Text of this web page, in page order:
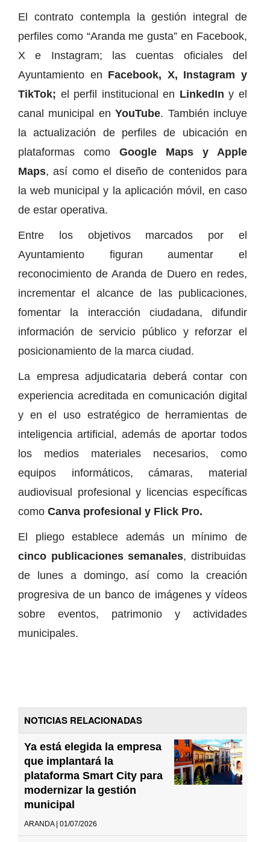
El contrato contempla la gestión integral de
perfiles como “Aranda me gusta” en Facebook,
X e Instagram; las cuentas oficiales del
Ayuntamiento en Facebook, X, Instagram y
TikTok; el perfil institucional en LinkedIny el
canal municipal enYouTube. También incluye
la actualización de perfiles de ubicación en
plataformas como Google Maps y Apple
Maps, así como el diseño de contenidos para
la web municipal y la aplicación móvil, en caso
de estar operativa.
Entre los objetivos marcados por el
Ayuntamiento figuran aumentar el
reconocimiento de Aranda de Duero en redes,
incrementar el alcance de las publicaciones,
fomentar la interacción ciudadana, difundir
información de servicio público y reforzar el
posicionamiento de la marca ciudad.
La empresa adjudicataria deberá contar con
experiencia acreditada en comunicación digital
y en el uso estratégico de herramientas de
inteligencia artificial, además de aportar todos
los medios materiales necesarios, como
equipos informáticos, cámaras, material
audiovisual profesional y licencias específicas
como Canva profesional y Flick Pro.
El pliego establece además un mínimo de
cinco publicaciones semanales, distribuidas
de lunes a domingo, así como la creación
progresiva de un banco de imágenes y vídeos
sobre eventos, patrimonio y actividades
municipales.
NOTICIAS RELACIONADAS
Ya está elegida la empresa
que implantará la
plataforma Smart City para
modernizar la gestión
municipal
ARANDA | 01/07/2026